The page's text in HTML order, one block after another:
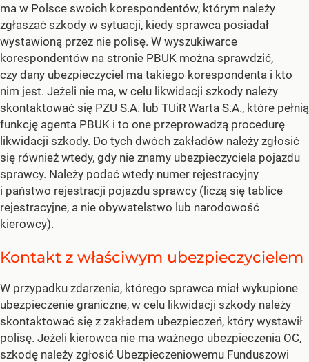
ma w Polsce swoich korespondentów, którym należy
zgłaszać szkody w sytuacji, kiedy sprawca posiadał
wystawioną przez nie polisę. W wyszukiwarce
korespondentów na stronie PBUK można sprawdzić,
czy dany ubezpieczyciel ma takiego korespondenta i kto
nim jest. Jeżeli nie ma, w celu likwidacji szkody należy
skontaktować się PZU S.A. lub TUiR Warta S.A., które pełnią
funkcję agenta PBUK i to one przeprowadzą procedurę
likwidacji szkody. Do tych dwóch zakładów należy zgłosić
się również wtedy, gdy nie znamy ubezpieczyciela pojazdu
sprawcy. Należy podać wtedy numer rejestracyjny
i państwo rejestracji pojazdu sprawcy (liczą się tablice
rejestracyjne, a nie obywatelstwo lub narodowość
kierowcy).
Kontakt z właściwym ubezpieczycielem
W przypadku zdarzenia, którego sprawca miał wykupione
ubezpieczenie graniczne, w celu likwidacji szkody należy
skontaktować się z zakładem ubezpieczeń, który wystawił
polisę. Jeżeli kierowca nie ma ważnego ubezpieczenia OC,
szkodę należy zgłosić Ubezpieczeniowemu Funduszowi